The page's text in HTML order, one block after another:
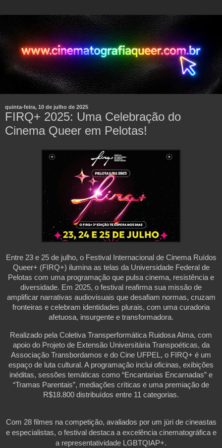
quinta-feira, 10 de julho de 2025
FIRQ+ 2025: Uma Celebração do
Cinema Queer em Pelotas!
Entre 23 e 25 de julho, o Festival Internacional de Cinema Ruídos
Queer+ (FIRQ+) ilumina as telas da Universidade Federal de
Pelotas com uma programação que pulsa cinema, resistência e
diversidade. Em 2025, o festival reafirma sua missão de
amplificar narrativas audiovisuais que desafiam normas, cruzam
fronteiras e celebram identidades plurais, com uma curadoria
afetuosa, insurgente e transformadora.
Realizado pela Coletiva Transperformática Ruidosa Alma, com
apoio do Projeto de Extensão Universitária Transpoéticas, da
Associação Transbordamos e do Cine UFPEL, o FIRQ+ é um
espaço de luta cultural. A programação inclui oficinas, exibições
inéditas, sessões temáticas como “Encantarias Encarnadas” e
“Tramas Parentais”, mediações críticas e uma premiação de
R$18.800 distribuídos entre 11 categorias.
Com 28 filmes na competição, avaliados por um júri de cineastas
e especialistas, o festival destaca a excelência cinematográfica e
a representatividade LGBTQIAP+.